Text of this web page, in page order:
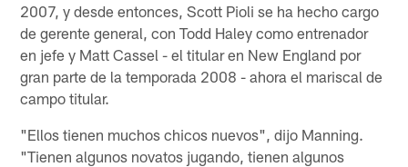
2007, y desde entonces, Scott Pioli se ha hecho cargo
de gerente general, con Todd Haley como entrenador
en jefe y Matt Cassel - el titular en New England por
gran parte de la temporada 2008 - ahora el mariscal de
campo titular.
"Ellos tienen muchos chicos nuevos", dijo Manning.
"Tienen algunos novatos jugando, tienen algunos